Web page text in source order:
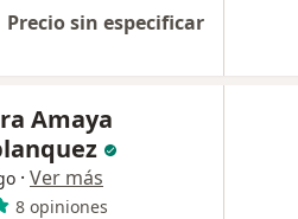
Precio sin especificar
Amaya
· Ver más
8 opiniones